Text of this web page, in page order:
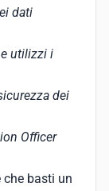
dati
utilizzi i
dei
Officer
che basti un